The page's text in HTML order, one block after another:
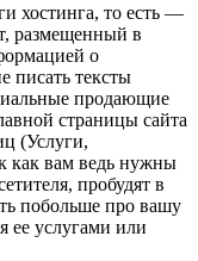
хостинга, то есть —
размещенный в
о
писать тексты
продающие
страницы сайта
(Услуги,
как вам ведь нужны
пробудят в
побольше про вашу
ее услугами или